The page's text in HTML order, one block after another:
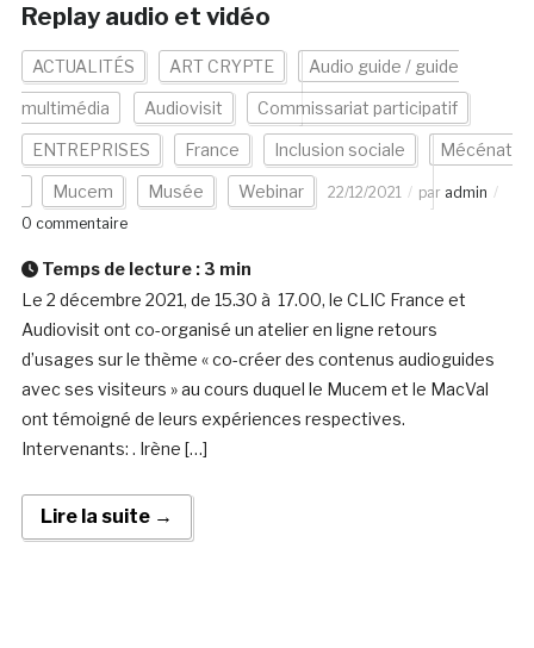
Replay audio et vidéo
ACTUALITÉS ART CRYPTE Audio guide / guide
multimédia Audiovisit Commissariat participatif
ENTREPRISES France Inclusion sociale Mécénat
Mucem Musée Webinar 22/12/2021 par admin
0 commentaire
Temps de lecture : 3 min
Le 2 décembre 2021, de 15.30 à 17.00, le CLIC France et
Audiovisit ont co-organisé un atelier en ligne retours
d’usages sur le thème « co-créer des contenus audioguides
avec ses visiteurs » au cours duquel le Mucem et le MacVal
ont témoigné de leurs expériences respectives.
Intervenants: . Irène […]
Lire la suite →